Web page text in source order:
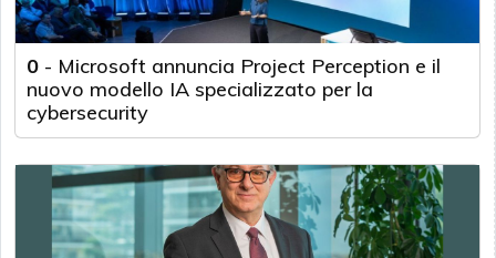
0 - Microsoft annuncia Project Perception e il
nuovo modello IA specializzato per la
cybersecurity